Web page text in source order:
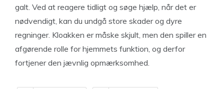
galt. Ved at reagere tidligt og søge hjælp, når det er
nødvendigt, kan du undgå store skader og dyre
regninger. Kloakken er måske skjult, men den spiller en
afgørende rolle for hjemmets funktion, og derfor
fortjener den jævnlig opmærksomhed.